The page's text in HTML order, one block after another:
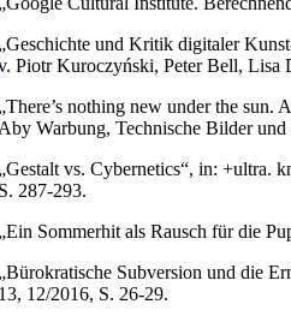
„Geschichte und Kritik digitaler
Piotr Kuroczyński, Peter Bell, Lisa
„There’s nothing new under the
Aby Warbung, Technische Bilder
„Gestalt vs. Cybernetics“, in: +ultra.
S. 287-293.
„Ein Sommerhit als Rausch für die
„Bürokratische Subversion und die
13, 12/2016, S. 26-29.